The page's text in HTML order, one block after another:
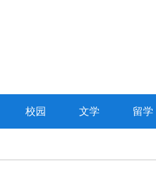
校园 文学 留学